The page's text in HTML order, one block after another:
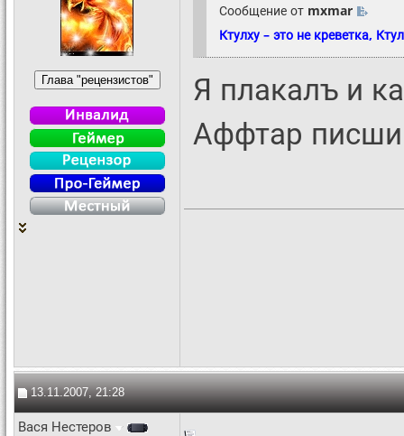
Сообщение от mxmar
Ктулху – это не креветка,
Я плакалъ и
Аффтар
13.11.2007, 21:28
Вася Нестеров